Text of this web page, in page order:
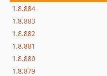
1.8.884
1.8.883
1.8.882
1.8.881
1.8.880
1.8.879